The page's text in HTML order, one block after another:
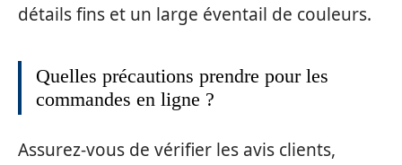
détails fins et un large éventail de couleurs.
Quelles précautions prendre pour les
commandes en ligne ?
Assurez-vous de vérifier les avis clients,